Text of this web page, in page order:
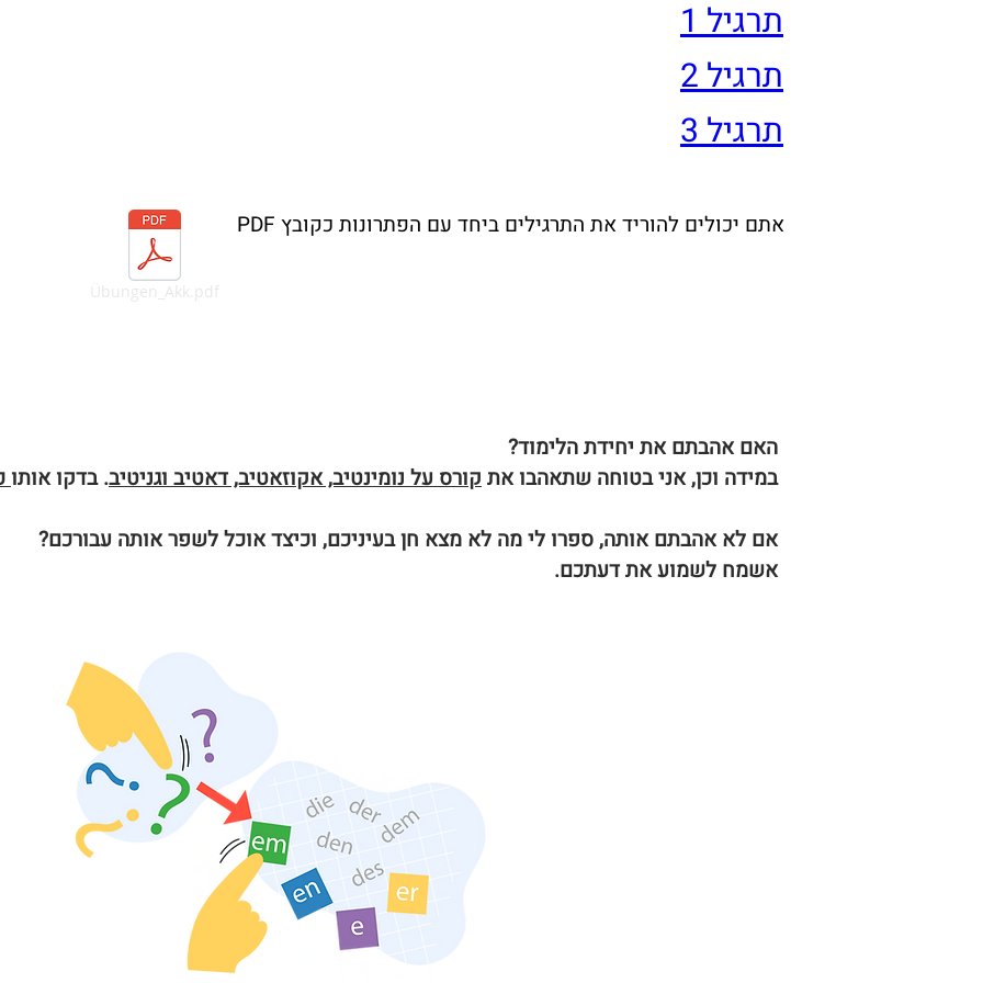
תרגיל 1
תרגיל 2
תרגיל 3
אתם יכולים להוריד את התרגילים ביחד עם הפתרונות כקובץ PDF
האם אהבתם את יחידת הלימוד?
במידה וכן, אני בטוחה שתאהבו אתקורס על נומינטיב, אקוזאטיב, דאטיב וגניטיב. בדקו אותו
אם לא אהבתם אותה, ספרו לי מה לא מצא חן בעיניכם, וכיצד אוכל לשפר אותה עבורכם?
אשמח לשמוע את דעתכם.